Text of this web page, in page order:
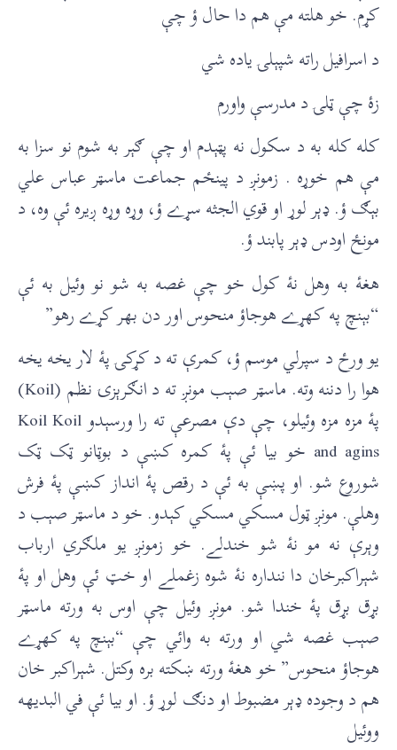
کړم. خو هلته مې هم دا حال ؤ چې
د اسرافيل راته شپېلۍ ياده شي
زۀ چې ټلۍ د مدرسې واورم
کله کله به د سکول نه پټېدم او چې ګېر به شوم نو سزا به
مې هم خوړه . زمونږ د پينځم جماعت ماسټر عباس علي
بېګ ؤ. ډېر لوړ او قوي الجثه سړے ؤ، وړه وړه ږيره ئې وه، د
مونځ اودس ډېر پابند ؤ.
هغۀ به وهل نۀ کول خو چې غصه به شو نو وئيل به ئې
“بېنچ په کهړے هوجاؤ منحوس اور دن بهر کړے رهو”
يو ورځ د سپرلي موسم ؤ، کمرې ته د کړکۍ پۀ لار يخه يخه
هوا را دننه وته. ماسټر صېب مونږ ته د انګرېزۍ نظم (Koil)
پۀ مزه مزه وئيلو، چې دې مصرعې ته را ورسېدو Koil Koil
and agins خو بيا ئې پۀ کمره کښې د بوټانو ټک ټک
شوروع شو. او پښې به ئې د رقص پۀ انداز کښې پۀ فرش
وهلې. مونږ ټول مسکي مسکي کېدو. خو د ماسټر صېب د
وېرې نه مو نۀ شو خندلے. خو زمونږ يو ملګري ارباب
شېراکبرخان دا ننداره نۀ شوه زغملے او خټ ئې وهل او پۀ
بړق بړق پۀ خندا شو. مونږ وئيل چې اوس به ورته ماسټر
صېب غصه شي او ورته به وائي چې “بېنچ په کهړے
هوجاؤ منحوس” خو هغۀ ورته ښکته بره وکتل. شېراکبر خان
هم د وجوده ډېر مضبوط او دنګ لوړ ؤ. او بيا ئې في البديهه
ووئيل